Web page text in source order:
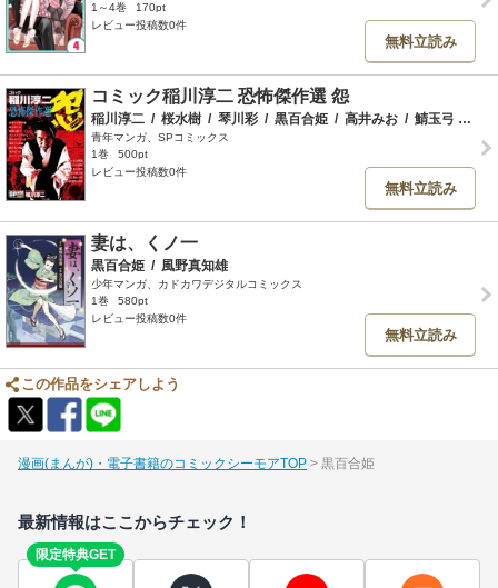
1～4巻
170pt
レビュー投稿数0件
無料立読み
コミック稲川淳二 恐怖傑作選 怨
稲川淳二 / 桜水樹 / 琴川彩 / 黒百合姫 / 高井みお / 鯖玉弓 / 洋
青年マンガ、SPコミックス
1巻
500pt
レビュー投稿数0件
無料立読み
妻は、くノ一
黒百合姫 / 風野真知雄
少年マンガ、カドカワデジタルコミックス
1巻
580pt
レビュー投稿数0件
無料立読み
この作品をシェアしよう
漫画(まんが)・電子書籍のコミックシーモアTOP 黒百合姫
最新情報はここからチェック！
限定特典GET